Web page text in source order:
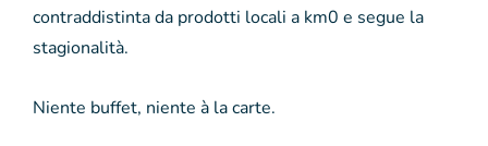
contraddistinta da prodotti locali a km0 e segue la
stagionalità.
Niente buffet, niente à la carte.